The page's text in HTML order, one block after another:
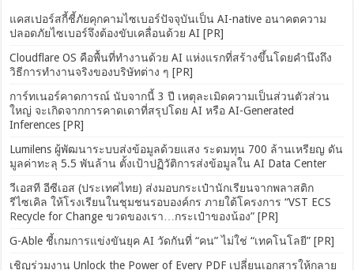
แคสเปอร์สกี้ชี้ภัยคุกคามไซเบอร์ปัจจุบันเป็น AI-native อนาคตความ
ปลอดภัยไซเบอร์จึงต้องขับเคลื่อนด้วย AI [PR]
Cloudflare OS คือพื้นที่ทำงานด้วย AI แห่งแรกที่สร้างขึ้นโดยคำนึงถึง
วิธีการทำงานจริงของบริษัทต่าง ๆ [PR]
การ์ทเนอร์คาดการณ์ นับจากนี้ 3 ปี เหตุละเมิดความเป็นส่วนตัวส่วน
ใหญ่ จะเกิดจากการคาดเดาที่สรุปโดย AI หรือ AI-Generated
Inferences [PR]
Lumilens ผู้พัฒนาระบบส่งข้อมูลด้วยแสง ระดมทุน 700 ล้านเหรียญ ดัน
มูลค่าทะลุ 5.5 พันล้าน ตั้งเป้าปฏิวัติการส่งข้อมูลใน AI Data Center
วีเอสที อีซีเอส (ประเทศไทย) ส่งมอบกระเป๋านักเรียนจากพลาสติก
รีไซเคิล ให้โรงเรียนในชุมชนรอบองค์กร ภายใต้โครงการ “VST ECS
Recycle for Change ขวดของเรา…กระเป๋าของน้อง” [PR]
G-Able ชี้เกมการแข่งขันยุค AI วัดกันที่ “คน” ไม่ใช่ “เทคโนโลยี” [PR]
เชิญร่วมงาน Unlock the Power of Every PDF เปลี่ยนเอกสารให้กลาย